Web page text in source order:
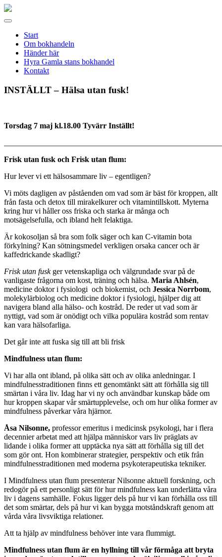
Gamla
Meny
Start
Om bokhandeln
Händer här
Hyra Gamla stans bokhandel
Kontakt
INSTÄLLT – Hälsa utan fusk!
Torsdag 7 maj kl.18.00 Tyvärr Inställt!
Frisk utan fusk och Frisk utan flum:
Hur lever vi ett hälsosammare liv – egentligen?
Vi möts dagligen av påståenden om vad som är bäst för kroppen, allt
från fasta och detox till mirakelkurer och vitamintillskott. Myterna
kring hur vi håller oss friska och starka är många och
motsägelsefulla, och ibland helt felaktiga.
Är kokosoljan så bra som folk säger och kan C-vitamin bota
förkylning? Kan sötningsmedel verkligen orsaka cancer och är
kaffedrickande skadligt?
Frisk utan fusk ger vetenskapliga och välgrundade svar på de
vanligaste frågorna om kost, träning och hälsa. Maria Ahlsén,
medicine doktor i fysiologi och biokemist, och Jessica Norrbom,
molekylärbiolog och medicine doktor i fysiologi, hjälper dig att
navigera bland alla hälso- och kostråd. De reder ut vad som är
nyttigt, vad som är onödigt och vilka populära kostråd som rentav
kan vara hälsofarliga.
Det går inte att fuska sig till att bli frisk
Mindfulness utan flum:
Vi har alla ont ibland, på olika sätt och av olika anledningar. I
mindfulnesstraditionen finns ett genomtänkt sätt att förhålla sig till
smärtan i våra liv. Idag har vi ny och användbar kunskap både om
hur kroppen skapar vår smärtupplevelse, och om hur olika former av
mindfulness påverkar våra hjärnor.
Åsa Nilsonne, professor emeritus i medicinsk psykologi, har i flera
decennier arbetat med att hjälpa människor vars liv präglats av
lidande i olika former att upptäcka nya sätt att förhålla sig till det
som gör ont. Hon kombinerar strategier, perspektiv och etik från
mindfulnesstraditionen med moderna psykoterapeutiska tekniker.
I Mindfulness utan flum presenterar Nilsonne aktuell forskning, och
redogör på ett personligt sätt för hur mindfulness kan underlätta våra
liv i dagens samhälle. Fokus ligger dels på hur vi kan förhålla oss till
det som smärtar, dels på hur vi kan bygga motståndskraft genom att
vårda våra livsviktiga relationer.
Att ta hjälp av mindfulness behöver inte vara flummigt.
Mindfulness utan flum är en hyllning till vår förmåga att bryta